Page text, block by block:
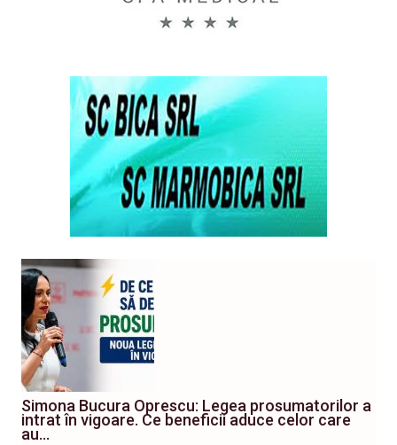
Simona Bucura Oprescu: Legea prosumatorilor a
intrat în vigoare. Ce beneficii aduce celor care
au…